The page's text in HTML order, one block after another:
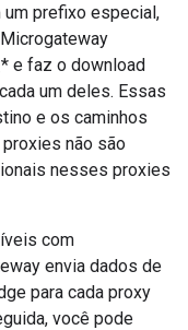
prefixo especial,
e faz o download
um deles. Essas
e os caminhos
não são
nesses proxies
com
envia dados de
para cada proxy
você pode